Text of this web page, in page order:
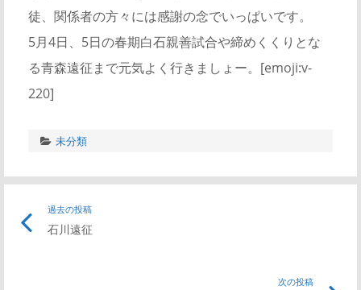
徒、関係者の方々には感謝の念でいっぱいです。
5月4日、5日の春期白石親善試合や締めくくりとな
る青森遠征まで元気よく行きましょー。[emoji:v-
220]
未分類
過去の投稿
石川遠征
次の投稿